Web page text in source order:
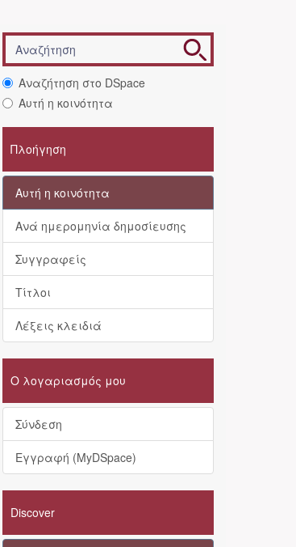
Αναζήτηση στο DSpace
Αυτή η κοινότητα
Πλοήγηση
Αυτή η κοινότητα
Ανά ημερομηνία δημοσίευσης
Συγγραφείς
Τίτλοι
Λέξεις κλειδιά
Ο λογαριασμός μου
Σύνδεση
Εγγραφή (MyDSpace)
Discover